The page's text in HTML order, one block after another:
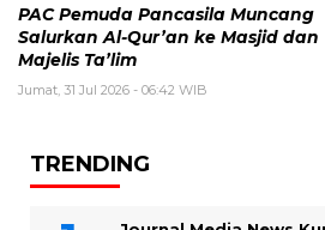
PAC Pemuda Pancasila Muncang
Salurkan Al-Qur’an ke Masjid dan
Majelis Ta’lim
Jumat, 31 Jul 2026 - 06:42 WIB
TRENDING